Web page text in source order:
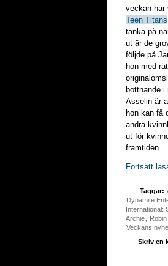
veckan har
Teen Titans
tänka på
ut är de
följde på
hon med
bottnande
Asselin är
hon kan få
andra
ut för
framtiden.
Fortsätt
Taggar:
Dynamite
International:
Archie
Veckans
Skriv en